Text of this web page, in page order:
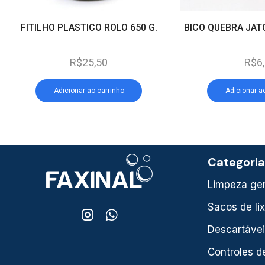
FITILHO PLASTICO ROLO 650 G.
R$25,50
Adicionar ao carrinho
BICO QUEBRA
R$
Adicionar
Limpeza
Sacos de
Controles